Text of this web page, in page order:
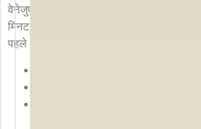
वेनेजुएला
मिनट
पहले